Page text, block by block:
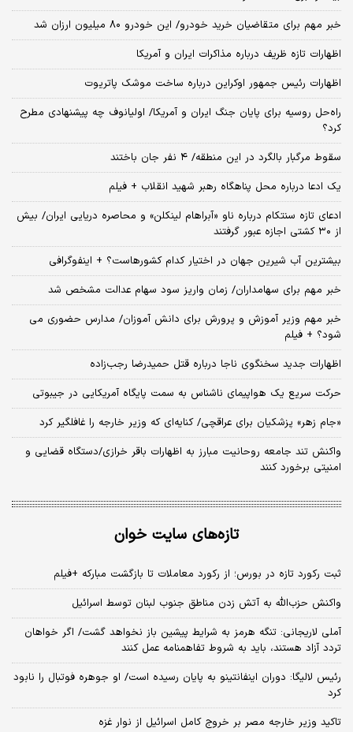
خبر مهم برای متقاضیان خرید خودرو/ این خودرو ۸۰ میلیون ارزان شد
اظهارات تازه ظریف درباره مذاکرات ایران و آمریکا
اظهارات رئیس جمهور اوکراین درباره ساخت موشک پاتریوت
راه‌حل روسیه برای پایان جنگ ایران و آمریکا/ اولیانوف چه پیشنهادی مطرح
کرد؟
سقوط مرگبار بالگرد در این منطقه/ ۴ نفر جان باختند
یک ادعا درباره محل پناهگاه‌ رهبر شهید انقلاب + فیلم
ادعای تازه سنتکام درباره ناو «آبراهام لینکلن» و محاصره دریایی ایران/ بیش
از ۳۰ کشتی اجازه عبور گرفتند
بیشترین آب شیرین جهان در اختیار کدام کشورهاست؟ + اینفوگرافی
خبر مهم برای سهامداران/ زمان واریز سود سهام عدالت مشخص شد
خبر مهم وزیر آموزش و پرورش برای دانش آموزان/ مدارس حضوری می
شود؟ + فیلم
اظهارات جدید سخنگوی ناجا درباره قتل حمیدرضا رجب‌زاده
حرکت سریع یک هواپیمای ناشناس به سمت پایگاه آمریکایی در جیبوتی
«جام زهر» پزشکیان برای عراقچی/ کنایه‌ای که وزیر خارجه را غافلگیر کرد
واکنش تند جامعه روحانیت مبارز به اظهارات باقر خرازی/دستگاه قضایی و
امنیتی برخورد کنند
تازه‌های سایت خوان
ثبت رکورد تازه در بورس؛ از رکورد معاملات تا بازگشت مبارکه +فیلم
واکنش حزب‌الله به آتش‌ زدن مناطق جنوب لبنان توسط اسرائیل
آملی لاریجانی: تنگه هرمز به شرایط پیشین باز نخواهد گشت/ اگر خواهان
تردد آزاد هستند، باید به شروط تفاهمنامه عمل کنند
رئیس لالیگا: دوران اینفانتینو به پایان رسیده است/ او جوهره فوتبال را نابود
کرد
تاکید وزیر خارجه مصر بر خروج کامل اسرائیل از نوار غزه